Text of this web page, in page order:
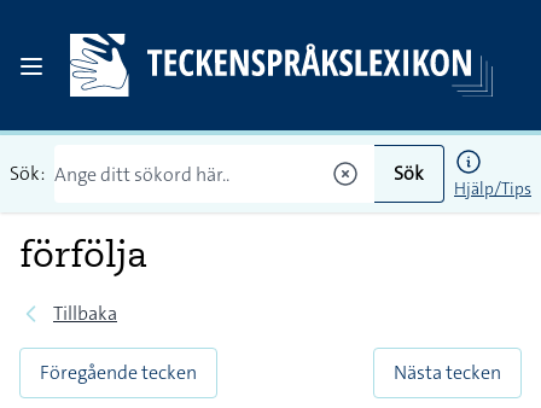
Sök: Sök
Hjälp/Tips
förfölja
Tillbaka
Föregående tecken
Nästa tecken